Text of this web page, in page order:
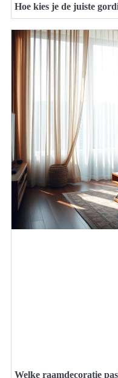
Hoe kies je de juiste
Welke raamdecoratie